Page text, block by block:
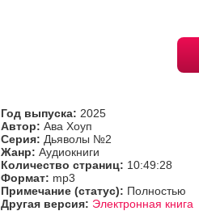
Год выпуска: 2025
Автор:Ава Хоуп
Серия: Дьяволы №2
Жанр:Аудиокниги
Количество страниц: 10:49:28
Формат: mp3
Примечание (статус): Полностью
Другая версия: Электронная книга